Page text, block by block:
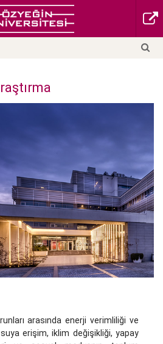
arasında enerji verimliliği ve
erişim, iklim değişikliği, yapay